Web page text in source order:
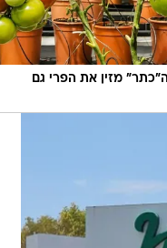
מזין את הפרי גם